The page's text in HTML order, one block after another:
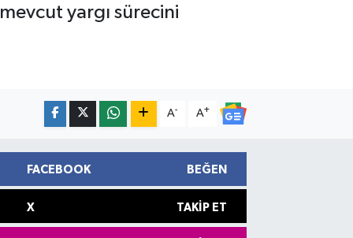
yargı sürecini
A- A+
FACEBOOK BEĞEN
X TAKIP ET